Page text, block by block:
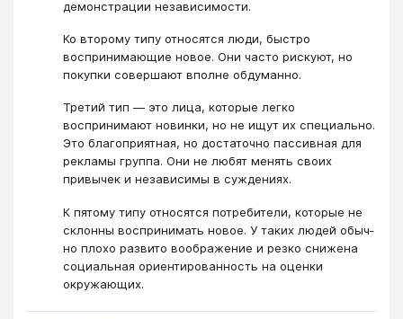
демонстрации независимости.
Ко второму типу относятся люди, быстро
воспринимающие новое. Они часто рискуют, но
покупки совершают вполне обдуманно.
Третий тип — это лица, которые легко
воспринимают новинки, но не ищут их специально.
Это благоприятная, но достаточно пассивная для
рекламы группа. Они не любят менять своих
привычек и независимы в суждениях.
К пятому типу отно­сятся потребители, которые не
склонны воспринимать новое. У таких людей обыч­
но плохо развито воображение и резко снижена
социальная ориентированность на оценки
окружающих.